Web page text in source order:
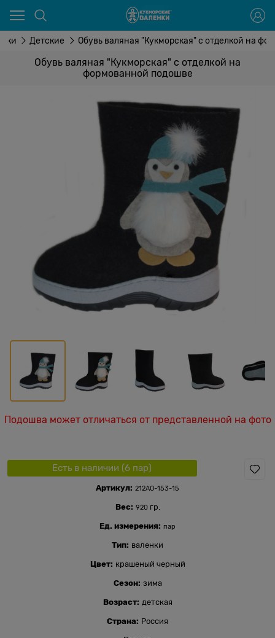
Детские Обувь валяная "Кукморская" с отделкой на
Обувь валяная "Кукморская" с отделкой на
формованной подошве
Подошва может отличаться от представленной на фото
Есть в наличии (6 пар)
Артикул: 212АО-153-15
Вес: 920гр.
Ед. измерения: пар
Тип: валенки
Цвет: крашеный черный
Сезон: зима
Возраст: детская
Страна: Россия